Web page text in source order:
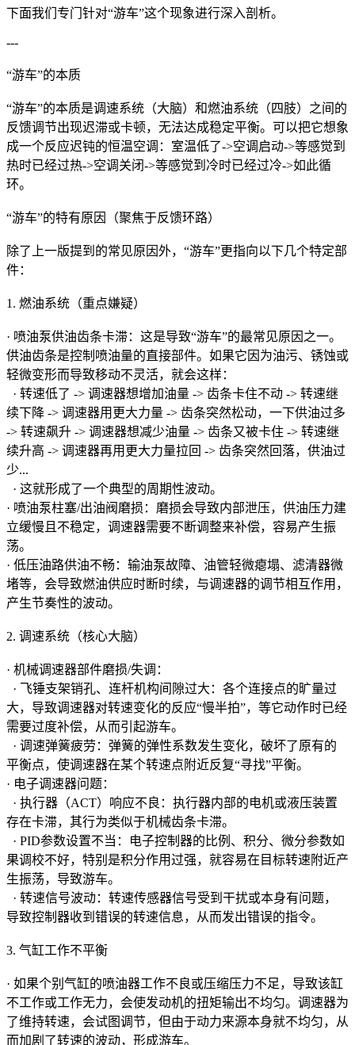
下面我们专门针对“游车”这个现象进行深入剖析。
---
“游车”的本质
“游车”的本质是调速系统（大脑）和燃油系统（四肢）之间的
反馈调节出现迟滞或卡顿，无法达成稳定平衡。可以把它想象
成一个反应迟钝的恒温空调：室温低了->空调启动->等感觉到
热时已经过热->空调关闭->等感觉到冷时已经过冷->如此循
环。
“游车”的特有原因（聚焦于反馈环路）
除了上一版提到的常见原因外，“游车”更指向以下几个特定部
件：
1. 燃油系统（重点嫌疑）
· 喷油泵供油齿条卡滞：这是导致“游车”的最常见原因之一。
供油齿条是控制喷油量的直接部件。如果它因为油污、锈蚀或
轻微变形而导致移动不灵活，就会这样：
· 转速低了 -> 调速器想增加油量 -> 齿条卡住不动 -> 转速继
续下降 -> 调速器用更大力量 -> 齿条突然松动，一下供油过多
-> 转速飙升 -> 调速器想减少油量 -> 齿条又被卡住 -> 转速继
续升高 -> 调速器再用更大力量拉回 -> 齿条突然回落，供油过
少...
· 这就形成了一个典型的周期性波动。
· 喷油泵柱塞/出油阀磨损：磨损会导致内部泄压，供油压力建
立缓慢且不稳定，调速器需要不断调整来补偿，容易产生振
荡。
· 低压油路供油不畅：输油泵故障、油管轻微瘪塌、滤清器微
堵等，会导致燃油供应时断时续，与调速器的调节相互作用，
产生节奏性的波动。
2. 调速系统（核心大脑）
· 机械调速器部件磨损/失调：
· 飞锤支架销孔、连杆机构间隙过大：各个连接点的旷量过
大，导致调速器对转速变化的反应“慢半拍”，等它动作时已经
需要过度补偿，从而引起游车。
· 调速弹簧疲劳：弹簧的弹性系数发生变化，破坏了原有的
平衡点，使调速器在某个转速点附近反复“寻找”平衡。
· 电子调速器问题：
· 执行器（ACT）响应不良：执行器内部的电机或液压装置
存在卡滞，其行为类似于机械齿条卡滞。
· PID参数设置不当：电子控制器的比例、积分、微分参数如
果调校不好，特别是积分作用过强，就容易在目标转速附近产
生振荡，导致游车。
· 转速信号波动：转速传感器信号受到干扰或本身有问题，
导致控制器收到错误的转速信息，从而发出错误的指令。
3. 气缸工作不平衡
· 如果个别气缸的喷油器工作不良或压缩压力不足，导致该缸
不工作或工作无力，会使发动机的扭矩输出不均匀。调速器为
了维持转速，会试图调节，但由于动力来源本身就不均匀，从
而加剧了转速的波动，形成游车。